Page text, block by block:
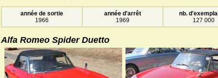
année de sortie
1966
année d'arrêt
1969
nb.
127 000
Alfa Romeo Spider Duetto